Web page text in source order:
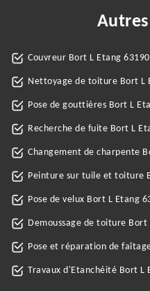
Couvreur Bort L Etang 63190
Nettoyage de toiture Bort L
Pose de gouttières Bort L
Recherche de fuite Bort L
Changement de charpente
Peinture sur tuile et toiture
Pose de velux Bort L Etang
Demoussage de toiture Bort
Pose et réparation de
Travaux d'Etanchéité Bort L